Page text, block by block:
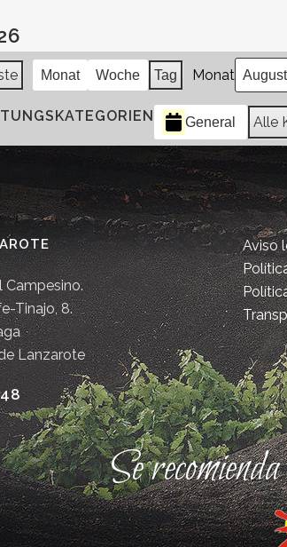
Monat Woche Tag Monat
General Alle
Campesino.
Tinajo, 8.
Lanzarote
Aviso
Se